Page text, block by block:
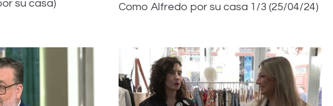
su casa)
Como Alfredo por su casa 1/3 (25/04/24)